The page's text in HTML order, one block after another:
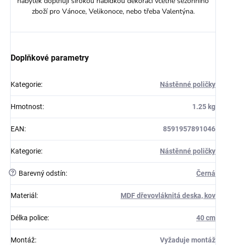
zboží pro Vánoce, Velikonoce, nebo třeba Valentýna.
Doplňkové parametry
Kategorie: Nástěnné poličky
Hmotnost: 1.25 kg
EAN: 8591957891046
Kategorie: Nástěnné poličky
? Barevný odstín: Černá
Materiál : MDF dřevovláknitá deska, kov
Délka police: 40 cm
Montáž: Vyžaduje montáž